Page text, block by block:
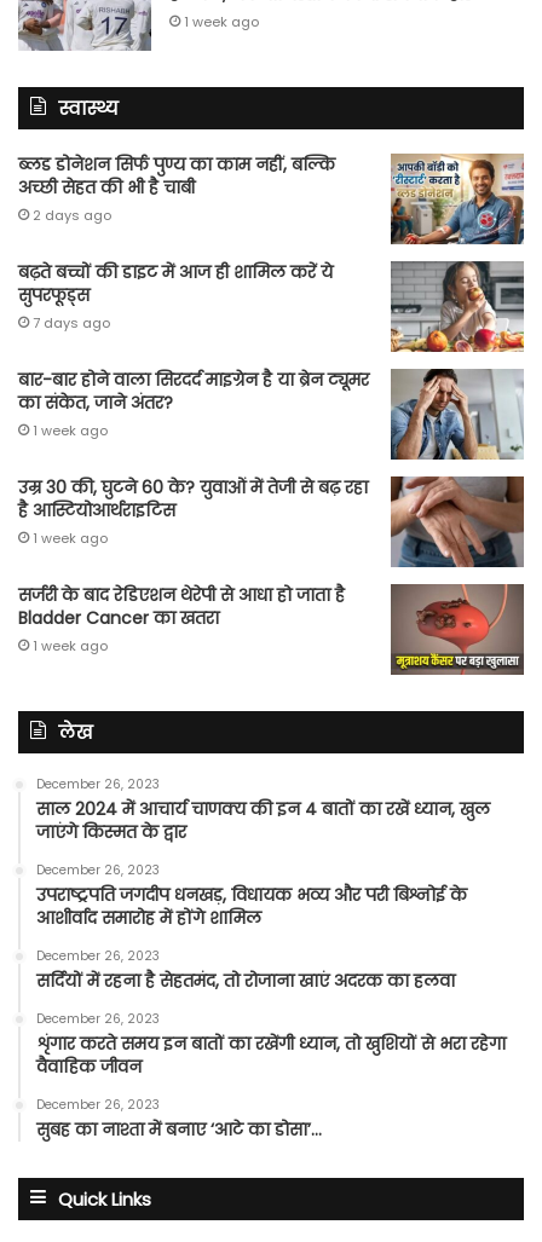
1 week ago
स्वास्थ्य
ब्लड डोनेशन सिर्फ पुण्य का काम नहीं, बल्कि
अच्छी सेहत की भी है चाबी
2 days ago
बढ़ते बच्चों की डाइट में आज ही शामिल करें ये
सुपरफूड्स
7 days ago
बार-बार होने वाला सिरदर्द माइग्रेन है या ब्रेन ट्यूमर
का संकेत, जाने अंतर?
1 week ago
उम्र 30 की, घुटने 60 के? युवाओं में तेजी से बढ़ रहा
है आस्टियोआर्थराइटिस
1 week ago
सर्जरी के बाद रेडिएशन थेरेपी से आधा हो जाता है
Bladder Cancer का खतरा
1 week ago
लेख
December 26, 2023
साल 2024 में आचार्य चाणक्य की इन 4 बातों का रखें ध्यान, खुल
जाएंगे किस्मत के द्वार
December 26, 2023
उपराष्ट्रपति जगदीप धनखड़, विधायक भव्य और परी बिश्नोई के
आशीर्वाद समारोह में होंगे शामिल
December 26, 2023
सर्दियों में रहना है सेहतमंद, तो रोजाना खाएं अदरक का हलवा
December 26, 2023
शृंगार करते समय इन बातों का रखेंगी ध्यान, तो खुशियों से भरा रहेगा
वैवाहिक जीवन
December 26, 2023
सुबह का नाश्ता में बनाए ‘आटे का डोसा’…
Quick Links